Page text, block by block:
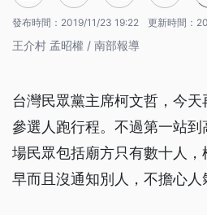
發布時間： 2019/11/23 19:22 更新時間：
王介村 孟昭權 / 南部報導
台灣民眾黨主席柯文哲，今
參選人跑行程。不過第一站
場民眾包括廟方只有數十人
早而且沒通知別人，不擔心人